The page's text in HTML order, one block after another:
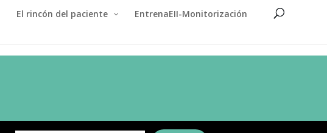
El rincón del paciente EntrenaEII-Monitorización